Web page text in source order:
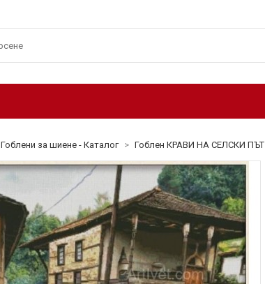
Гоблени за шиене - Каталог > Гоблен КРАВИ НА СЕЛСКИ ПЪТ